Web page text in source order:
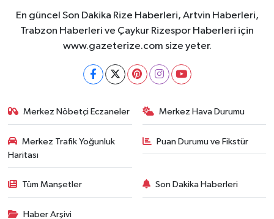
En güncel Son Dakika Rize Haberleri, Artvin Haberleri,
Trabzon Haberleri ve Çaykur Rizespor Haberleri için
www.gazeterize.com size yeter.
Merkez Nöbetçi Eczaneler Merkez Hava Durumu
Merkez Trafik Yoğunluk
Haritası
Puan Durumu ve Fikstür
Tüm Manşetler Son Dakika Haberleri
Haber Arşivi